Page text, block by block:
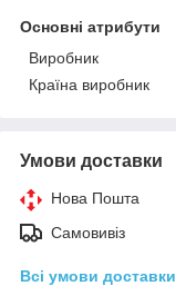
Основні атрибути
Виробник
Країна виробник
Умови доставки
Нова Пошта
Самовивіз
Всі умови доставки